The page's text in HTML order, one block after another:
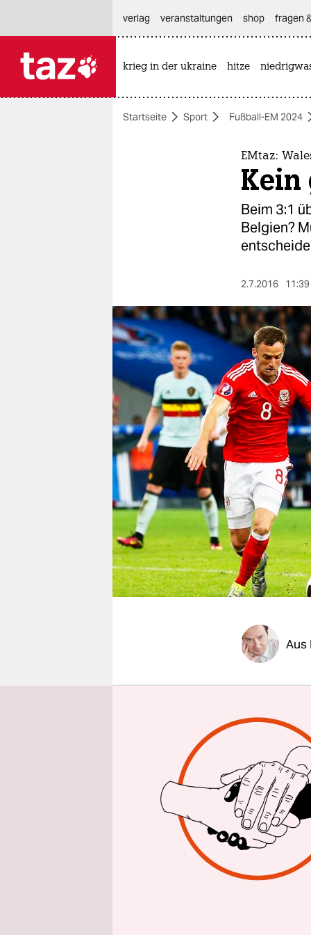
themen
berlin
nord
wahrheit
verlag
verlag
veranstaltungen
shop
fragen & hilfe
unterstützen
abo
genossenschaft
verlag
veranstaltungen shop fragen
krieg in der ukraine hitze
Startseite Sport Fußball-EM 2024
EMtaz:
Kein
Beim 3:1
Belgien?
2.7.2016
Aus
Die
Sonntag
EM. Sie
sind sie
neun“,
ihnen
hätten
wie die
Tja,